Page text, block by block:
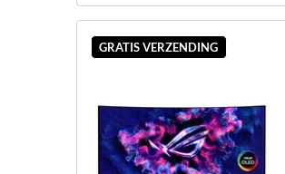
GRATIS VERZENDING